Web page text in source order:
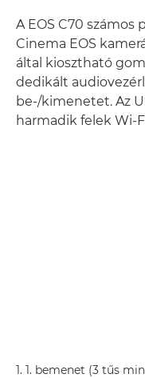
A EOS C70
Cinema EOS
által kiosztható
dedikált
be-/kimenetet. Az
harmadik felek Wi-
1. 1. bemenet (3 tűs